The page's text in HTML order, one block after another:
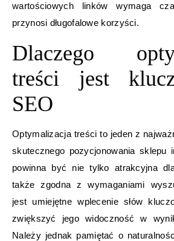
wartościowych linków wymaga
przynosi długofalowe korzyści.
Dlaczego
treści jest
SEO
Optymalizacja treści to jeden z
skutecznego pozycjonowania sklepu
powinna być nie tylko atrakcyjna
także zgodna z wymaganiami
jest umiejętne wplecenie słów
zwiększyć jego widoczność w
Należy jednak pamiętać o